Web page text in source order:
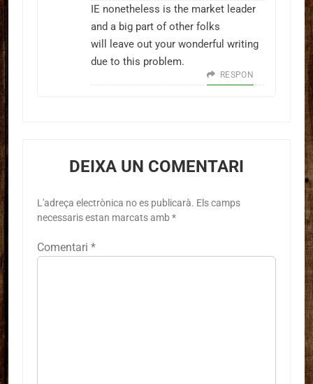
IE nonetheless is the market leader
and a big part of other folks
will leave out your wonderful writing
due to this problem.
RESPON
DEIXA UN COMENTARI
L'adreça electrònica no es publicarà. Els camps
necessaris estan marcats amb *
Comentari *